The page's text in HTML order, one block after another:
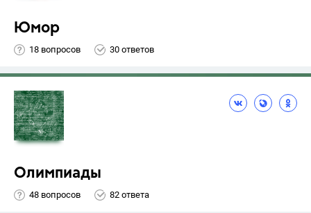
Юмор
18 вопросов 30 ответов
Олимпиады
48 вопросов 82 ответа